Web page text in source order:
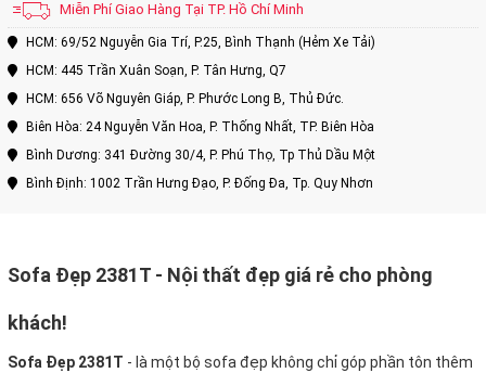
Miễn Phí Giao Hàng Tại TP. Hồ Chí Minh
HCM: 69/52 Nguyễn Gia Trí, P.25, Bình Thạnh (Hẻm Xe Tải)
HCM: 445 Trần Xuân Soạn, P. Tân Hưng, Q7
HCM: 656 Võ Nguyên Giáp, P. Phước Long B, Thủ Đức.
Biên Hòa: 24 Nguyễn Văn Hoa, P. Thống Nhất, TP. Biên Hòa
Bình Dương: 341 Đường 30/4, P. Phú Thọ, Tp Thủ Dầu Một
Bình Định: 1002 Trần Hưng Đạo, P. Đống Đa, Tp. Quy Nhơn
Sofa Đẹp 2381T - Nội thất đẹp giá rẻ cho phòng
khách!
Sofa Đẹp 2381T - là một bộ sofa đẹp không chỉ góp phần tôn thêm